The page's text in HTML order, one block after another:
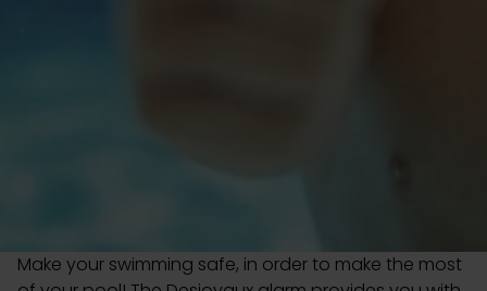
Make your swimming safe, in order to make the most